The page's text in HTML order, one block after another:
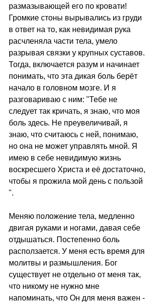
размазывающей его по кровати!
Громкие стоны вырывались из груди
в ответ на то, как невидимая рука
расчленяла части тела, умело
разрывая связки у крупных суставов.
Тогда, включается разум и начинает
понимать, что эта дикая боль берёт
начало в головном мозге. И я
разговариваю с ним: "Тебе не
следует так кричать, я знаю, что моя
боль здесь. Не преувеличивай, я
знаю, что считаюсь с ней, понимаю,
но она не может управлять мной. Я
имею в себе невидимую жизнь
воскресшего Христа и её достаточно,
чтобы я прожила мой день с пользой
".
Меняю положение тела, медленно
двигая руками и ногами, давая себе
отдышаться. Постепенно боль
расползается. У меня есть время для
молитвы и размышления. Бог
существует не отдельно от меня так,
что никому не нужно мне
напоминать, что Он для меня важен -